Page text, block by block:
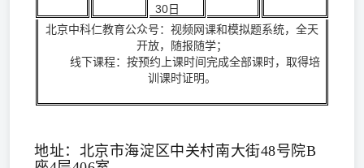
30日
北京中科仁教育公众号：视频网课和模拟题系统，全天
开放，随报随学；
线下课程：按预约上课时间完成全部课时，取得培
训课时证明。
地址：北京市海淀区中关村南大街48号院B